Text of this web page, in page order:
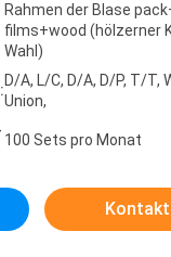
Rahmen der Blase
films+wood (hölzerner
Wahl)
D/A, L/C, D/A, D/P, T/T,
Union,
100 Sets pro Monat
Kontakt